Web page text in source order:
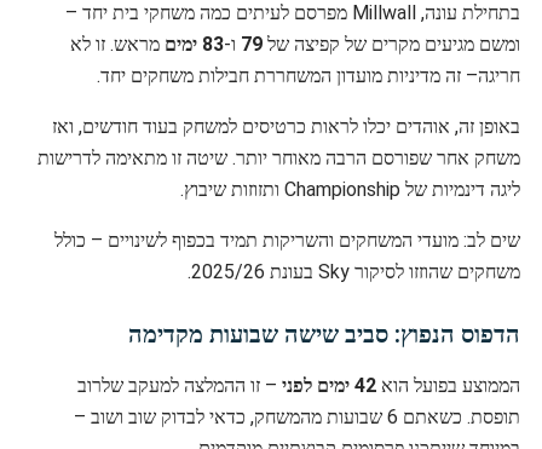
בתחילת עונה, Millwall מפרסם לעיתים כמה משחקי בית יחד –
ומשם מגיעים מקרים של קפיצה של 79 ו-83 ימים
מראש. זו לא
חריגה– זה מדיניות מועדון המשחררת חבילות משחקים יחד.
באופן זה, אוהדים יכלו לראות כרטיסים למשחק בעוד חודשים, ואז
משחק אחר שפורסם הרבה מאוחר יותר. שיטה זו מתאימה לדרישות
ליגה דינמיות של Championship ותזוזות שיבוץ.
שים לב: מועדי המשחקים והשריקות תמיד בכפוף לשינויים – כולל
משחקים שהוזזו לסיקור Sky בעונת 2025/26.
הדפוס הנפוץ: סביב שישה שבועות מקדימה
הממוצע בפועל הוא 42 ימים לפני
– זו ההמלצה למעקב שלרוב
תופסת. כשאתם 6 שבועות מהמשחק, כדאי לבדוק שוב ושוב –